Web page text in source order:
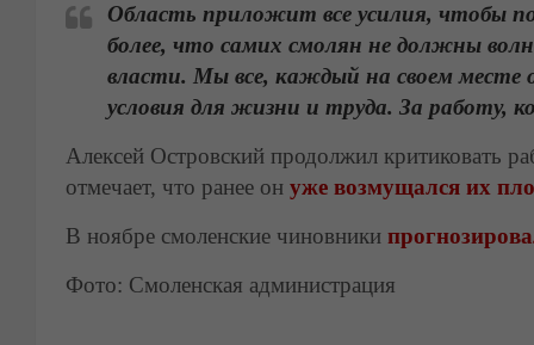
Область приложит все усилия, чтобы
более, что самих смолян не должны
власти. Мы все, каждый на своем месте
условия для жизни и труда. За работу,
Алексей Островский продолжил критиковать
отмечает, что ранее он уже возмущался их
В ноябре смоленские чиновники
Фото: Смоленская администрация